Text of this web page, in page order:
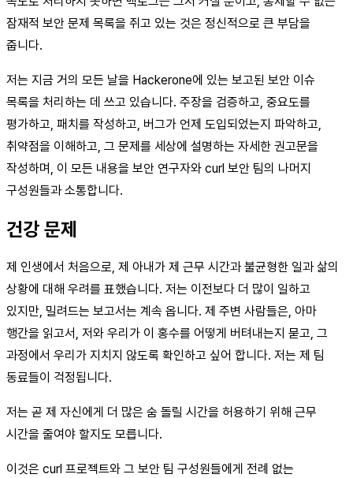
잠재적 보안 문제 목록을 쥐고 있는 것은 정신적으로 큰 부담을
줍니다.
저는 지금 거의 모든 날을 Hackerone에 있는 보고된 보안 이슈
목록을 처리하는 데 쓰고 있습니다. 주장을 검증하고, 중요도를
평가하고, 패치를 작성하고, 버그가 언제 도입되었는지 파악하고,
취약점을 이해하고, 그 문제를 세상에 설명하는 자세한 권고문을
작성하며, 이 모든 내용을 보안 연구자와 curl 보안 팀의 나머지
구성원들과 소통합니다.
건강 문제
제 인생에서 처음으로, 제 아내가 제 근무 시간과 불균형한 일과 삶의
상황에 대해 우려를 표했습니다. 저는 이전보다 더 많이 일하고
있지만, 밀려드는 보고서는 계속 옵니다. 제 주변 사람들은, 아마
행간을 읽고서, 저와 우리가 이 홍수를 어떻게 버텨내는지 묻고, 그
과정에서 우리가 지치지 않도록 확인하고 싶어 합니다. 저는 제 팀
동료들이 걱정됩니다.
저는 곧 제 자신에게 더 많은 숨 돌릴 시간을 허용하기 위해 근무
시간을 줄여야 할지도 모릅니다.
이것은 curl 프로젝트와 그 보안 팀 구성원들에게 전례 없는